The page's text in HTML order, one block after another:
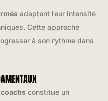
adaptent leur intensité
Cette approche
à son rythme dans
constitue un